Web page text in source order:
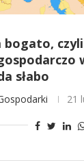
bogato,
słabo
21